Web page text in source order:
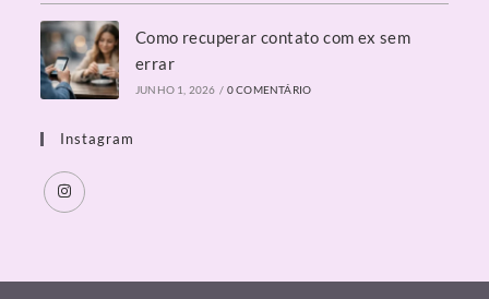
Como recuperar contato com ex sem
errar
JUNHO 1, 2026 / 0 COMENTÁRIO
Instagram